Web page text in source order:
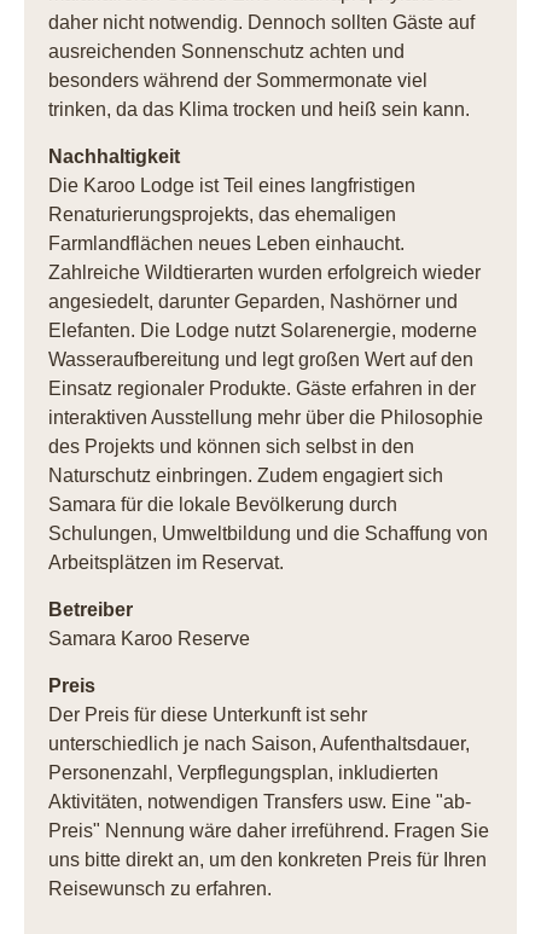
daher nicht notwendig. Dennoch sollten Gäste auf
ausreichenden Sonnenschutz achten und
besonders während der Sommermonate viel
trinken, da das Klima trocken und heiß sein kann.
Nachhaltigkeit
Die Karoo Lodge ist Teil eines langfristigen
Renaturierungsprojekts, das ehemaligen
Farmlandflächen neues Leben einhaucht.
Zahlreiche Wildtierarten wurden erfolgreich wieder
angesiedelt, darunter Geparden, Nashörner und
Elefanten. Die Lodge nutzt Solarenergie, moderne
Wasseraufbereitung und legt großen Wert auf den
Einsatz regionaler Produkte. Gäste erfahren in der
interaktiven Ausstellung mehr über die Philosophie
des Projekts und können sich selbst in den
Naturschutz einbringen. Zudem engagiert sich
Samara für die lokale Bevölkerung durch
Schulungen, Umweltbildung und die Schaffung von
Arbeitsplätzen im Reservat.
Betreiber
Samara Karoo Reserve
Preis
Der Preis für diese Unterkunft ist sehr
unterschiedlich je nach Saison, Aufenthaltsdauer,
Personenzahl, Verpflegungsplan, inkludierten
Aktivitäten, notwendigen Transfers usw. Eine "ab-
Preis" Nennung wäre daher irreführend. Fragen Sie
uns bitte direkt an, um den konkreten Preis für Ihren
Reisewunsch zu erfahren.